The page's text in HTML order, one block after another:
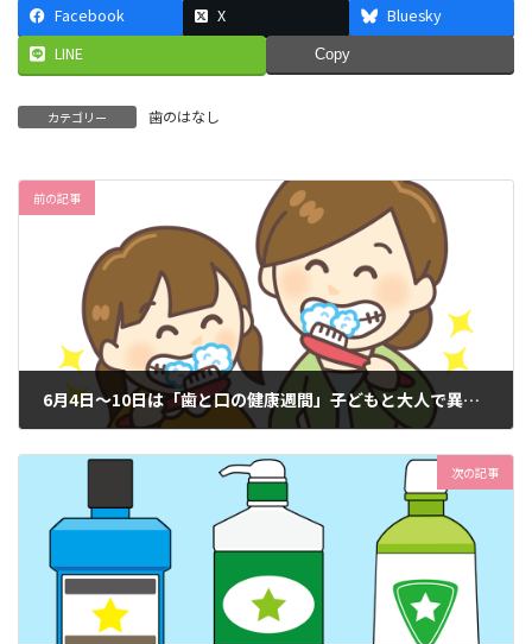
Facebook X
Bluesky
LINE
Copy
カテゴリー 歯のはなし
前の記事
6月4日～10日は「歯と口の健康週間」子どもと大人で異なる「虫歯になる理由」
次の記事